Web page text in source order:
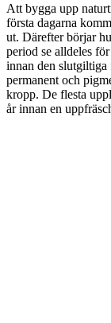
Att bygga upp
första dagarna
ut. Därefter börjar
period se alldeles
innan den slutgiltiga
permanent och
kropp. De flesta
år innan en